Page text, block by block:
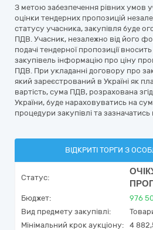
З метою забезпечення рівних умов
оцінки тендерних пропозицій
статусу учасника, закупівля буде
ПДВ. Учасник, незалежно від його
подачі тендерної пропозиції
закупівель інформацію про ціну
ПДВ. При укладанні договору про
який зареєстрований в Україні як
вартість, сума ПДВ, розрахована
України, буде нараховуватись на
процедури закупівлі та
ВІДКРИТІ ТОРГИ З
Статус:
Бюджет: 976
Вид предмету закупівлі:
Мінімальний крок аукціону:
4